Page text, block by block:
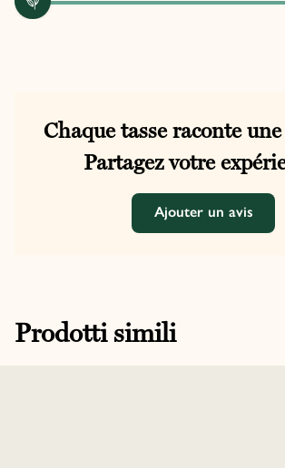
Chaque tasse raconte
Partagez votre
Ajouter un avis
Prodotti simili